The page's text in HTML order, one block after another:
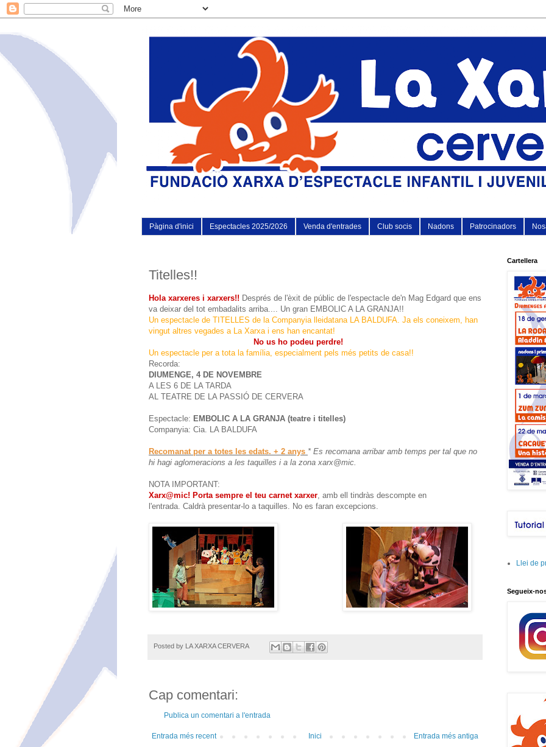
Pàgina d'inici Espectacles 2025/2026 Venda d'entrades Club socis Nadons Patrocinadors
Titelles!!
Hola xarxeres i xarxers!! Després de l'èxit de públic de l'espectacle de'n Mag Edgard que ens
va deixar del tot embadalits arriba.... Un gran EMBOLIC A LA GRANJA!!
Un espectacle de TITELLES de la Companyia lleidatana LA BALDUFA. Ja els coneixem, han
vingut altres vegades a La Xarxa i ens han encantat!
No us ho podeu perdre!
Un espectacle per a tota la família, especialment pels més petits de casa!!
Recorda:
DIUMENGE, 4 DE NOVEMBRE
A LES 6 DE LA TARDA
AL TEATRE DE LA PASSIÓ DE CERVERA
Espectacle: EMBOLIC A LA GRANJA (teatre i titelles)
Companyia: Cia. LA BALDUFA
Recomanat per a totes les edats. + 2 anys * Es recomana arribar amb temps per tal que no
hi hagi aglomeracions a les taquilles i a la zona xarx@mic.
NOTA IMPORTANT:
Xarx@mic! Porta sempre el teu carnet xarxer, amb ell tindràs descompte en
l'entrada. Caldrà presentar-lo a taquilles. No es faran excepcions.
Posted by LA XARXA CERVERA
Cap comentari:
Publica un comentari a l'entrada
Entrada més recent Entrada més antiga
Inici
Cartellera
Llei de
Segueix-